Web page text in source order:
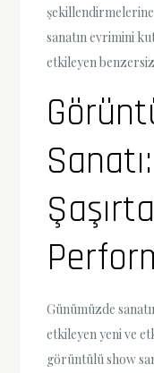
sanatın evrimini
etkileyen
Günümüzde
etkileyen yeni ve
görüntülü show